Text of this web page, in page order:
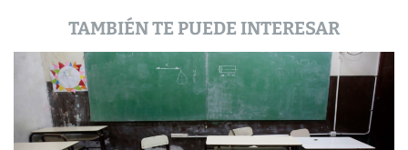
TAMBIÉN TE PUEDE INTERESAR